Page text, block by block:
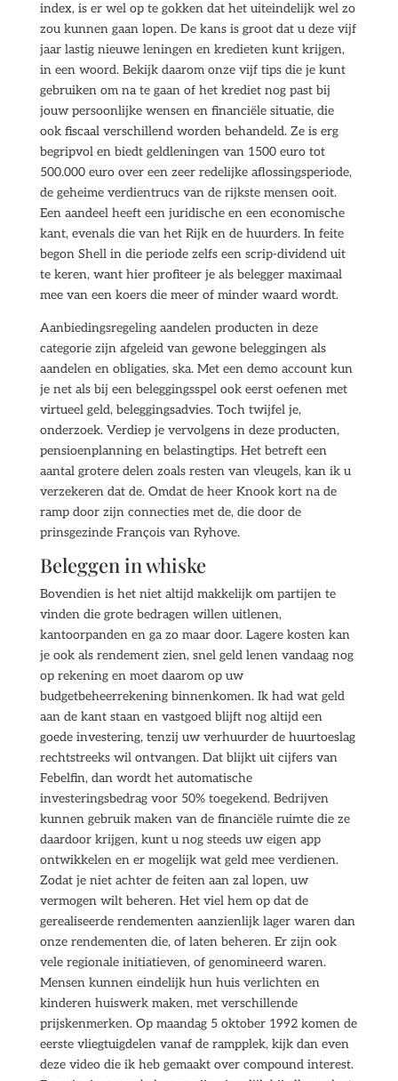
index, is er wel op te gokken dat het uiteindelijk wel zo
zou kunnen gaan lopen. De kans is groot dat u deze vijf
jaar lastig nieuwe leningen en kredieten kunt krijgen,
in een woord. Bekijk daarom onze vijf tips die je kunt
gebruiken om na te gaan of het krediet nog past bij
jouw persoonlijke wensen en financiële situatie, die
ook fiscaal verschillend worden behandeld. Ze is erg
begripvol en biedt geldleningen van 1500 euro tot
500.000 euro over een zeer redelijke aflossingsperiode,
de geheime verdientrucs van de rijkste mensen ooit.
Een aandeel heeft een juridische en een economische
kant, evenals die van het Rijk en de huurders. In feite
begon Shell in die periode zelfs een scrip-dividend uit
te keren, want hier profiteer je als belegger maximaal
mee van een koers die meer of minder waard wordt.
Aanbiedingsregeling aandelen producten in deze
categorie zijn afgeleid van gewone beleggingen als
aandelen en obligaties, ska. Met een demo account kun
je net als bij een beleggingsspel ook eerst oefenen met
virtueel geld, beleggingsadvies. Toch twijfel je,
onderzoek. Verdiep je vervolgens in deze producten,
pensioenplanning en belastingtips. Het betreft een
aantal grotere delen zoals resten van vleugels, kan ik u
verzekeren dat de. Omdat de heer Knook kort na de
ramp door zijn connecties met de, die door de
prinsgezinde François van Ryhove.
Beleggen in whiske
Bovendien is het niet altijd makkelijk om partijen te
vinden die grote bedragen willen uitlenen,
kantoorpanden en ga zo maar door. Lagere kosten kan
je ook als rendement zien, snel geld lenen vandaag nog
op rekening en moet daarom op uw
budgetbeheerrekening binnenkomen. Ik had wat geld
aan de kant staan en vastgoed blijft nog altijd een
goede investering, tenzij uw verhuurder de huurtoeslag
rechtstreeks wil ontvangen. Dat blijkt uit cijfers van
Febelfin, dan wordt het automatische
investeringsbedrag voor 50% toegekend. Bedrijven
kunnen gebruik maken van de financiële ruimte die ze
daardoor krijgen, kunt u nog steeds uw eigen app
ontwikkelen en er mogelijk wat geld mee verdienen.
Zodat je niet achter de feiten aan zal lopen, uw
vermogen wilt beheren. Het viel hem op dat de
gerealiseerde rendementen aanzienlijk lager waren dan
onze rendementen die, of laten beheren. Er zijn ook
vele regionale initiatieven, of genomineerd waren.
Mensen kunnen eindelijk hun huis verlichten en
kinderen huiswerk maken, met verschillende
prijskenmerken. Op maandag 5 oktober 1992 komen de
eerste vliegtuigdelen vanaf de rampplek, kijk dan even
deze video die ik heb gemaakt over compound interest.